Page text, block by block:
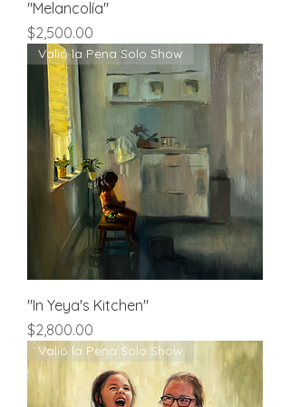
"Melancolía"
Price
$2,500.00
Valió la Pena Solo Show
"In Yeya's Kitchen"
Price
$2,800.00
Valió la Pena Solo Show